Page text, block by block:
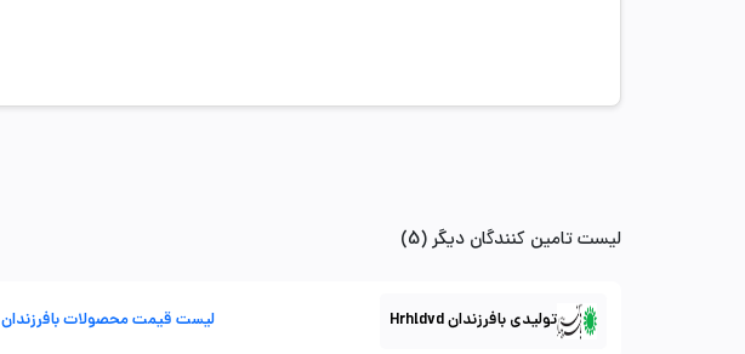
لیست تامین کنندگان دیگر (5)
تولیدی بافرزندان Hrhldvd لیست قیمت محصولات بافرزندان